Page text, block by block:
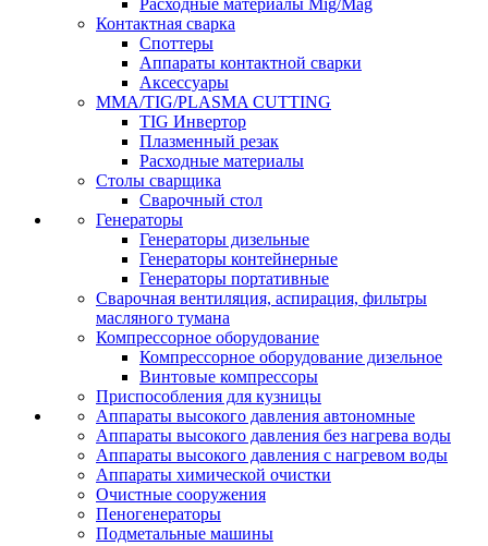
Расходные материалы Mig/Mag
Контактная сварка
Споттеры
Аппараты контактной сварки
Аксессуары
MMA/TIG/PLASMA CUTTING
TIG Инвертор
Плазменный резак
Расходные материалы
Столы сварщика
Сварочный стол
Генераторы
Генераторы дизельные
Генераторы контейнерные
Генераторы портативные
Сварочная вентиляция, аспирация, фильтры
масляного тумана
Компрессорное оборудование
Компрессорное оборудование дизельное
Винтовые компрессоры
Приспособления для кузницы
Аппараты высокого давления автономные
Аппараты высокого давления без нагрева воды
Аппараты высокого давления с нагревом воды
Аппараты химической очистки
Очистные сооружения
Пеногенераторы
Подметальные машины